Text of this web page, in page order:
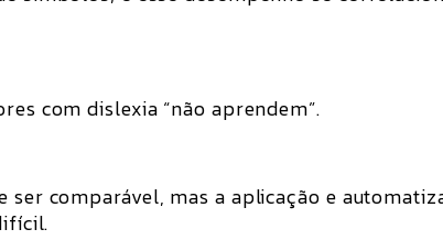
com dislexia “não aprendem”.
comparável, mas a aplicação e